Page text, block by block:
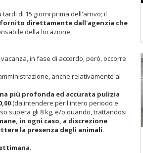
di 15 giorni prima dell'arrivo; il
fornito direttamente dall'agenzia che
della locazione
in fase di accordo, però, occorre
anche relativamente al
più profonda ed accurata pulizia
(da intendere per l'intero periodo e
supera gli 8 kg, e/o quando, trattandosi
in ogni caso, a discrezione
la presenza degli animali.
.